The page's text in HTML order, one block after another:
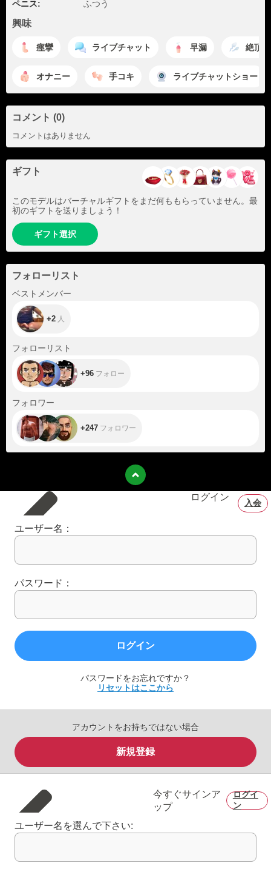
ペニス: ふつう
興味
痙攣 ライブチャット 早漏 絶頂
オナニー 手コキ ライブチャットショー
コメント (0)
コメントはありません
ギフト
このモデルはバーチャルギフトをまだ何ももらっていません。最
初のギフトを送りましょう！
ギフト選択
フォローリスト
ベストメンバー
+2
+2 人
フォローリスト
+96 フォロー
フォロワー
+247 フォロワー
ログイン
入会
ユーザー名：
パスワード：
ログイン
パスワードをお忘れですか？
リセットはここから
アカウントをお持ちではない場合
新規登録
今すぐサインア
ップ
ログイ
ン
ユーザー名を選んで下さい: